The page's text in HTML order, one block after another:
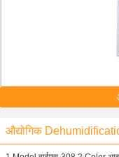
औद्योगिक